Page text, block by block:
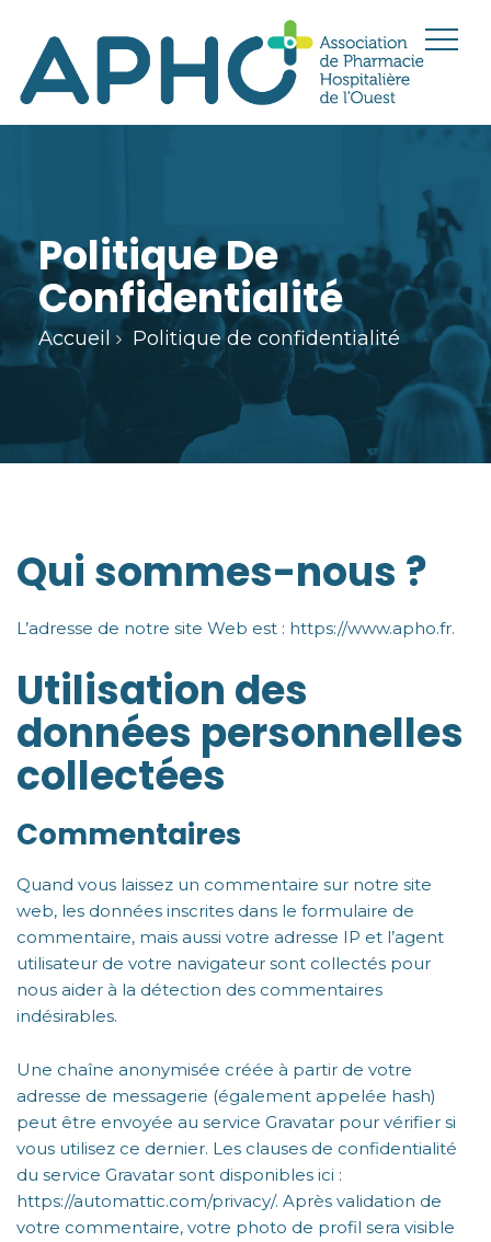
Politique De
Confidentialité
Accueil Politique de confidentialité
Qui sommes-nous ?
L’adresse de notre site Web est : https://www.apho.fr.
Utilisation des
données personnelles
collectées
Commentaires
Quand vous laissez un commentaire sur notre site
web, les données inscrites dans le formulaire de
commentaire, mais aussi votre adresse IP et l’agent
utilisateur de votre navigateur sont collectés pour
nous aider à la détection des commentaires
indésirables.
Une chaîne anonymisée créée à partir de votre
adresse de messagerie (également appelée hash)
peut être envoyée au service Gravatar pour vérifier si
vous utilisez ce dernier. Les clauses de confidentialité
du service Gravatar sont disponibles ici :
https://automattic.com/privacy/. Après validation de
votre commentaire, votre photo de profil sera visible